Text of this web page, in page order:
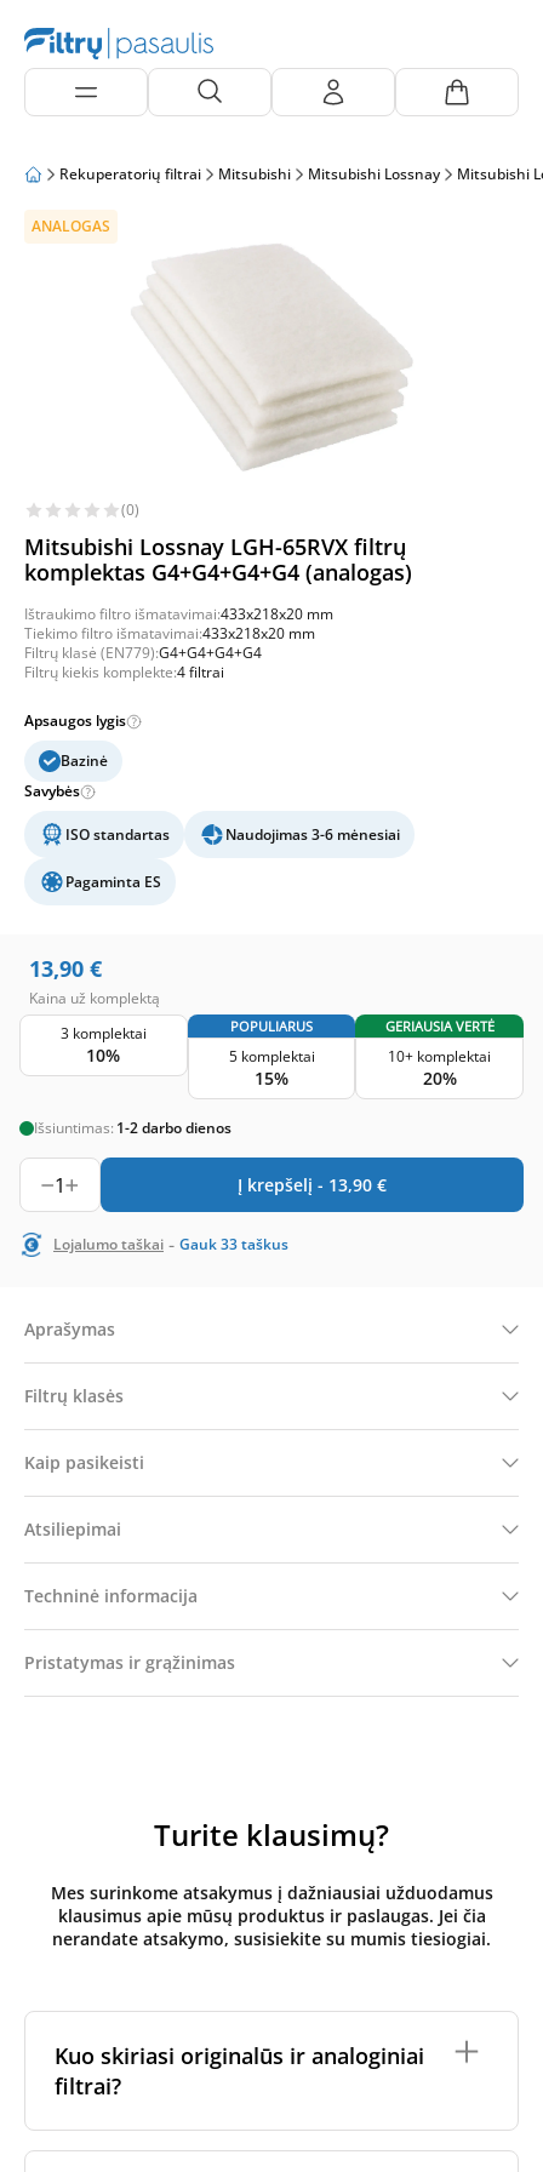
Rekuperatorių filtrai Mitsubishi Mitsubishi Lossnay Mitsubishi
ANALOGAS
(0)
Mitsubishi Lossnay LGH-65RVX filtrų
komplektas G4+G4+G4+G4 (analogas)
Ištraukimo filtro išmatavimai:433x218x20 mm
Tiekimo filtro išmatavimai:433x218x20 mm
Filtrų klasė (EN779):G4+G4+G4+G4
Filtrų kiekis komplekte:4 filtrai
Apsaugos lygis
Bazinė
Savybės
ISO standartas Naudojimas 3-6 mėnesiai
Pagaminta ES
13,90 €
Kaina už komplektą
3 komplektai
10%
POPULIARUS
5 komplektai
15%
GERIAUSIA VERTĖ
10+ komplektai
20%
Išsiuntimas: 1-2 darbo dienos
1 Į krepšelį - 13,90 €
Lojalumo taškai - Gauk33taškus
Aprašymas
Filtrų klasės
Kaip pasikeisti
Atsiliepimai
Techninė informacija
Pristatymas ir grąžinimas
Turite klausimų?
Mes surinkome atsakymus į dažniausiai užduodamus
klausimus apie mūsų produktus ir paslaugas. Jei čia
nerandate atsakymo, susisiekite su mumis tiesiogiai.
Kuo skiriasi originalūs ir analoginiai
filtrai?